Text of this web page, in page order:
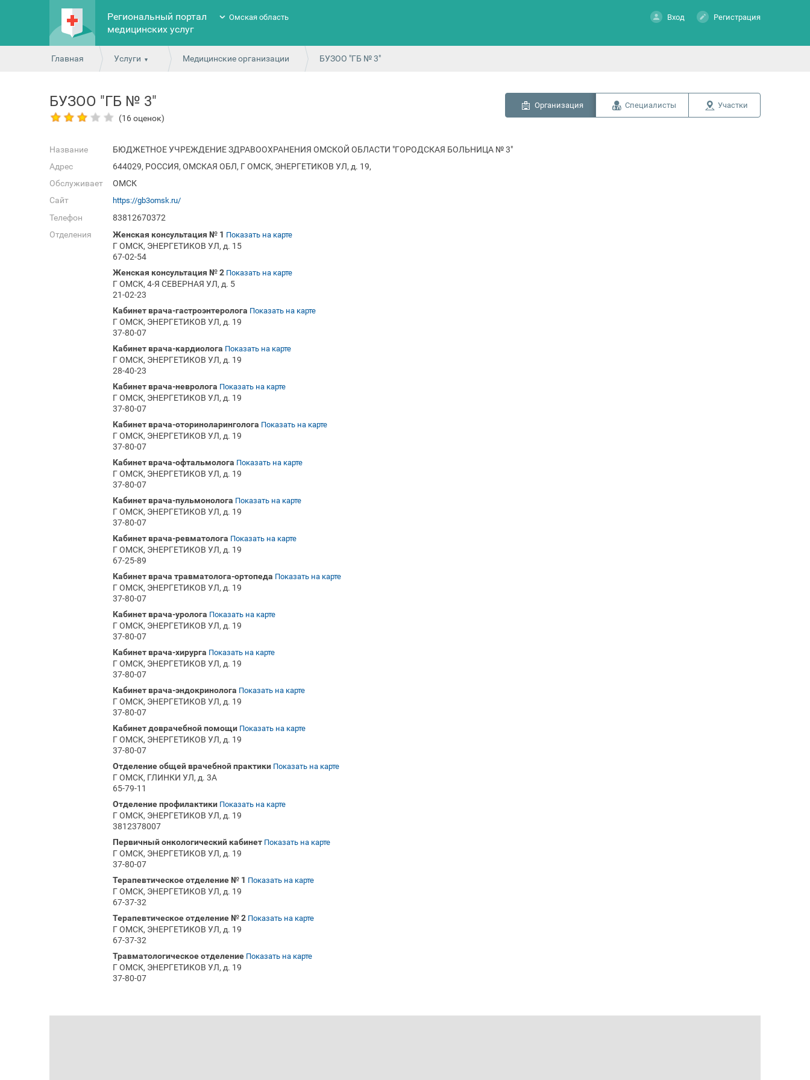
Региональный портал
медицинских услуг
Омская область Вход Регистрация
Главная Услуги Медицинские организации БУЗОО "ГБ № 3"
БУЗОО "ГБ № 3"
(16 оценок)
Организация Специалисты Участки
Название
БЮДЖЕТНОЕ УЧРЕЖДЕНИЕ ЗДРАВООХРАНЕНИЯ ОМСКОЙ ОБЛАСТИ "ГОРОДСКАЯ БОЛЬНИЦА № 3"
Адрес
644029, РОССИЯ, ОМСКАЯ ОБЛ, Г ОМСК, ЭНЕРГЕТИКОВ УЛ, д. 19,
Обслуживает
ОМСК
Сайт
https://gb3omsk.ru/
Телефон
83812670372
Отделения
Женская консультация № 1 Показать на карте
Г ОМСК, ЭНЕРГЕТИКОВ УЛ, д. 15
67-02-54
Женская консультация № 2 Показать на карте
Г ОМСК, 4-Я СЕВЕРНАЯ УЛ, д. 5
21-02-23
Кабинет врача-гастроэнтеролога Показать на карте
Г ОМСК, ЭНЕРГЕТИКОВ УЛ, д. 19
37-80-07
Кабинет врача-кардиолога Показать на карте
Г ОМСК, ЭНЕРГЕТИКОВ УЛ, д. 19
28-40-23
Кабинет врача-невролога Показать на карте
Г ОМСК, ЭНЕРГЕТИКОВ УЛ, д. 19
37-80-07
Кабинет врача-оториноларинголога Показать на карте
Г ОМСК, ЭНЕРГЕТИКОВ УЛ, д. 19
37-80-07
Кабинет врача-офтальмолога Показать на карте
Г ОМСК, ЭНЕРГЕТИКОВ УЛ, д. 19
37-80-07
Кабинет врача-пульмонолога Показать на карте
Г ОМСК, ЭНЕРГЕТИКОВ УЛ, д. 19
37-80-07
Кабинет врача-ревматолога Показать на карте
Г ОМСК, ЭНЕРГЕТИКОВ УЛ, д. 19
67-25-89
Кабинет врача травматолога-ортопеда Показать на карте
Г ОМСК, ЭНЕРГЕТИКОВ УЛ, д. 19
37-80-07
Кабинет врача-уролога Показать на карте
Г ОМСК, ЭНЕРГЕТИКОВ УЛ, д. 19
37-80-07
Кабинет врача-хирурга Показать на карте
Г ОМСК, ЭНЕРГЕТИКОВ УЛ, д. 19
37-80-07
Кабинет врача-эндокринолога Показать на карте
Г ОМСК, ЭНЕРГЕТИКОВ УЛ, д. 19
37-80-07
Кабинет доврачебной помощи Показать на карте
Г ОМСК, ЭНЕРГЕТИКОВ УЛ, д. 19
37-80-07
Отделение общей врачебной практики Показать на карте
Г ОМСК, ГЛИНКИ УЛ, д. 3А
65-79-11
Отделение профилактики Показать на карте
Г ОМСК, ЭНЕРГЕТИКОВ УЛ, д. 19
3812378007
Первичный онкологический кабинет Показать на карте
Г ОМСК, ЭНЕРГЕТИКОВ УЛ, д. 19
37-80-07
Терапевтическое отделение № 1 Показать на карте
Г ОМСК, ЭНЕРГЕТИКОВ УЛ, д. 19
67-37-32
Терапевтическое отделение № 2 Показать на карте
Г ОМСК, ЭНЕРГЕТИКОВ УЛ, д. 19
67-37-32
Травматологическое отделение Показать на карте
Г ОМСК, ЭНЕРГЕТИКОВ УЛ, д. 19
37-80-07